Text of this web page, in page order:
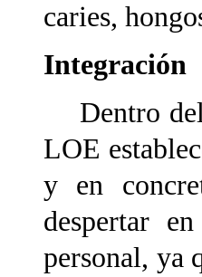
caries,
Integración
Dentro del
LOE
y en
despertar
personal, ya